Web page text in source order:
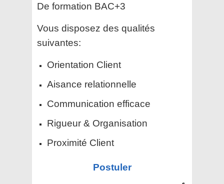
De formation BAC+3
Vous disposez des qualités
suivantes:
Orientation Client
Aisance relationnelle
Communication efficace
Rigueur & Organisation
Proximité Client
Postuler